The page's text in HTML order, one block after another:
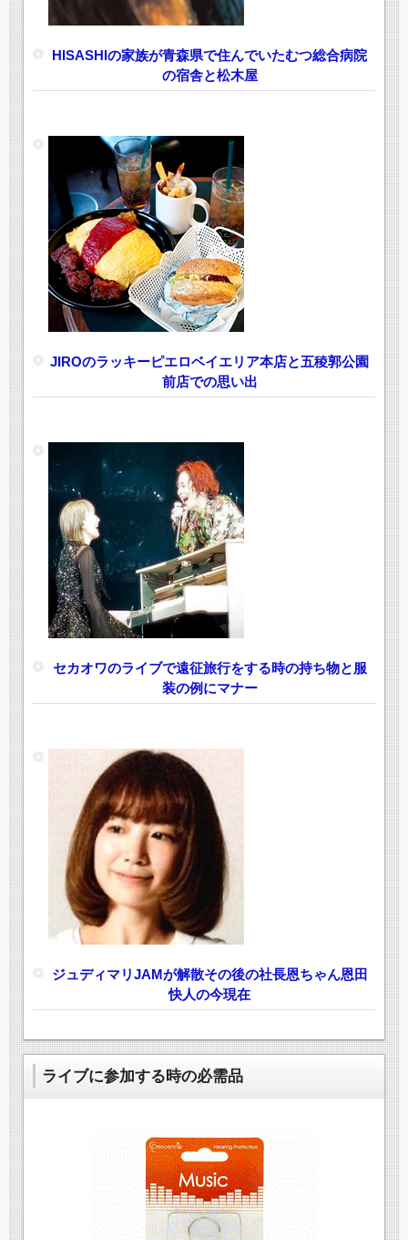
HISASHIの家族が青森県で住んでいたむつ総合病院
の宿舎と松木屋
JIROのラッキーピエロベイエリア本店と五稜郭公園
前店での思い出
セカオワのライブで遠征旅行をする時の持ち物と服
装の例にマナー
ジュディマリJAMが解散その後の社長恩ちゃん恩田
快人の今現在
ライブに参加する時の必需品